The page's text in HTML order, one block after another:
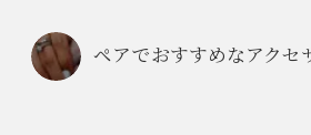
ペアでおすすめなアクセ